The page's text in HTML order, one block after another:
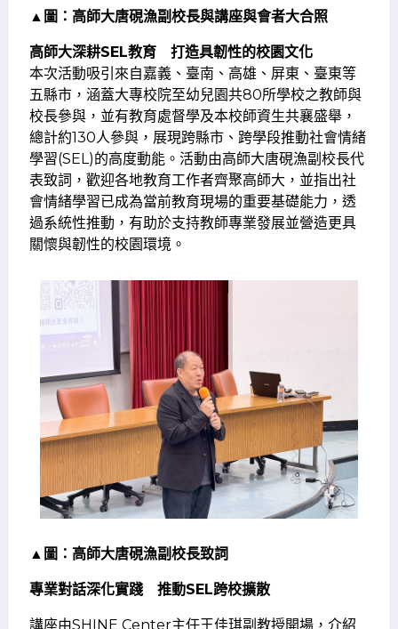
▲圖：高師大唐硯漁副校長與講座與會者大合照
高師大深耕SEL教育 打造具韌性的校園文化
本次活動吸引來自嘉義、臺南、高雄、屏東、臺東等
五縣市，涵蓋大專校院至幼兒園共80所學校之教師與
校長參與，並有教育處督學及本校師資生共襄盛舉，
總計約130人參與，展現跨縣市、跨學段推動社會情緒
學習(SEL)的高度動能。活動由高師大唐硯漁副校長代
表致詞，歡迎各地教育工作者齊聚高師大，並指出社
會情緒學習已成為當前教育現場的重要基礎能力，透
過系統性推動，有助於支持教師專業發展並營造更具
關懷與韌性的校園環境。
▲圖：高師大唐硯漁副校長致詞
專業對話深化實踐 推動SEL跨校擴散
講座由SHINE Center主任王佳琪副教授開場，介紹